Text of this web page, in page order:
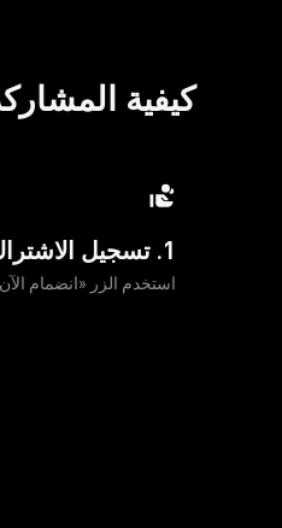
كيفية
1. تسجيل الاشتراك
استخدم الزر «انضمام